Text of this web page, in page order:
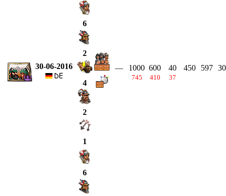
30-06-2016
6
2
4
2
1
— 1000
745
600
410
40
37
450 597
6